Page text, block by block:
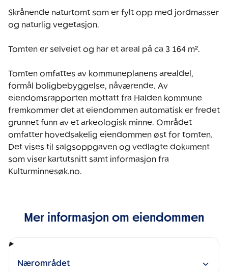
Skrånende naturtomt som er fylt opp med jordmasser
og naturlig vegetasjon.
Tomten er selveiet og har et areal på ca 3 164 m².
Tomten omfattes av kommuneplanens arealdel,
formål boligbebyggelse, nåværende. Av
eiendomsrapporten mottatt fra Halden kommune
fremkommer det at eiendommen automatisk er fredet
grunnet funn av et arkeologisk minne. Området
omfatter hovedsakelig eiendommen øst for tomten.
Det vises til salgsoppgaven og vedlagte dokument
som viser kartutsnitt samt informasjon fra
Kulturminnesøk.no.
Mer informasjon om eiendommen
Nærområdet